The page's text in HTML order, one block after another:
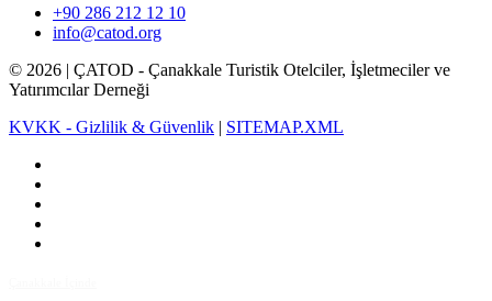
+90 286 212 12 10
info@catod.org
© 2026 | ÇATOD - Çanakkale Turistik Otelciler, İşletmeciler ve
Yatırımcılar Derneği
KVKK - Gizlilik & Güvenlik | SITEMAP.XML